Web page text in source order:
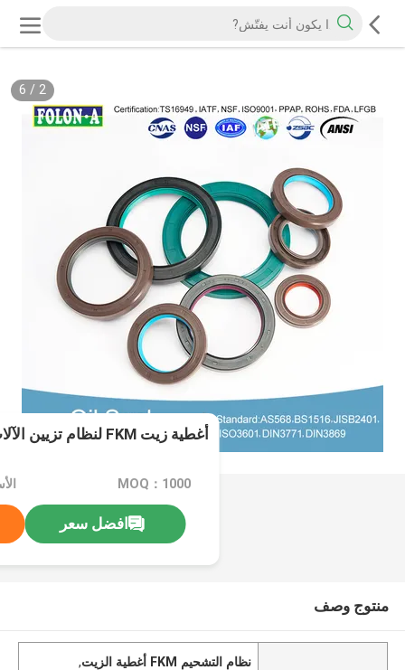
2
/
6
أغطية زيت FKM لنظام تزيين الآلات
MOQ：1000
افضل سعر
منتوج وصف
نظام التشحيم FKM أغطية الزيت
,